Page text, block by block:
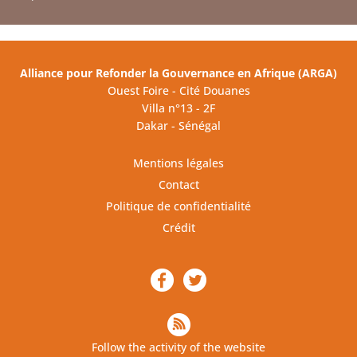
Alliance pour Refonder la Gouvernance en Afrique (ARGA)
Ouest Foire - Cité Douanes
Villa n°13 - 2F
Dakar - Sénégal
Mentions légales
Contact
Politique de confidentialité
Crédit
Follow the activity of the website